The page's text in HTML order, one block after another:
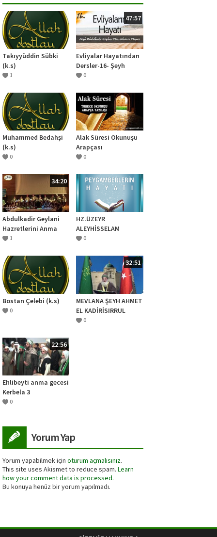
Takıyyüddin Sübki
(k.s)
1
47:57
Evliyalar Hayatından
Dersler-16- Şeyh
Abdulkadir Geylani
0
Muhammed Bedahşi
(k.s)
0
Alak Süresi Okunuşu
Arapçası
0
34:20
Abdulkadir Geylani
Hazretlerini Anma
Programı 2019-
1
HZ.ÜZEYR
ALEYHİSSELAM
0
Bostan Çelebi (k.s)
0
32:51
MEVLANA ŞEYH AHMET
EL KADİRİSIRRUL
ESRAR DERSLERİ
0
22:56
Ehlibeyti anma gecesi
Kerbela 3
0
Yorum Yap
Yorum yapabilmek için oturum açmalısınız.
This site uses Akismet to reduce spam. Learn
how your comment data is processed.
Bu konuya henüz bir yorum yapılmadı.